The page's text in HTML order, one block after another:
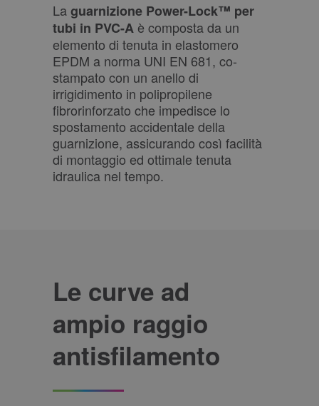
Laguarnizione Power-Lock™ per
tubi in PVC-A è composta da un
elemento di tenuta in elastomero
EPDM a norma UNI EN 681, co-
stampato con un anello di
irrigidimento in polipropilene
fibrorinforzato che impedisce lo
spostamento accidentale della
guarnizione, assicurando così facilità
di montaggio ed ottimale tenuta
idraulica nel tempo.
Le curve ad
ampio raggio
antisfilamento